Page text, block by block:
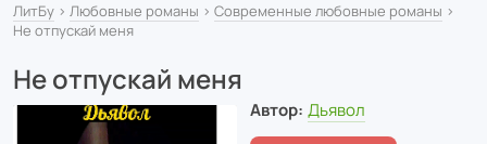
ЛитБу › Любовные романы › Современные любовные романы ›
Не отпускай меня
Не отпускай меня
Автор: Дьявол